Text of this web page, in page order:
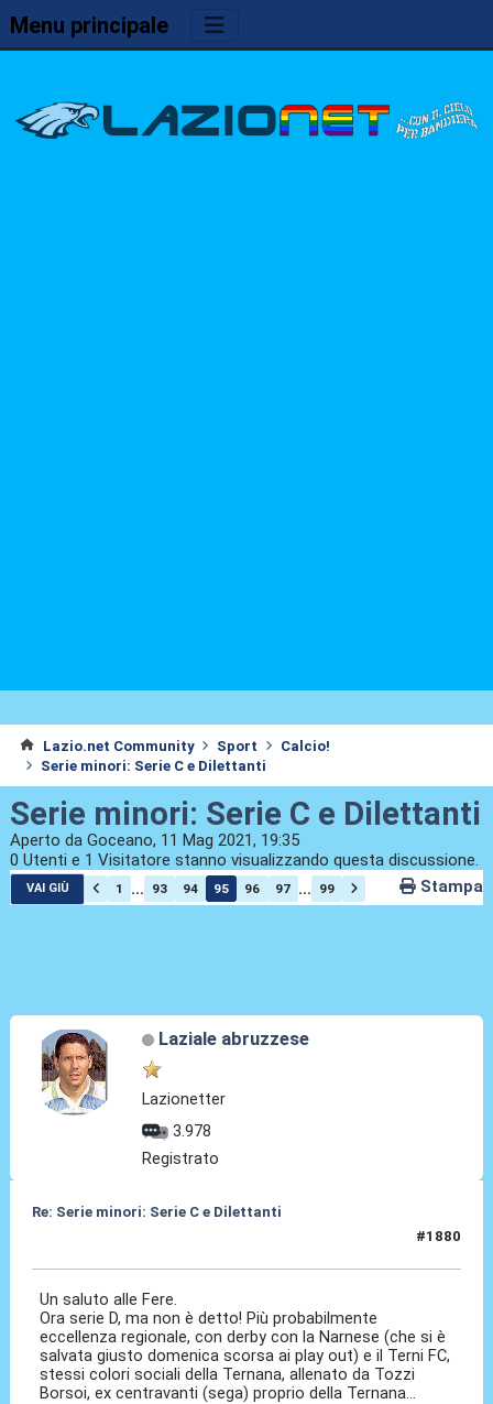
Menu principale
Lazio.net Community Sport
Calcio!
Serie minori: Serie C e Dilettanti
Serie minori: Serie C e Dilettanti
Aperto da Goceano, 11 Mag 2021, 19:35
0 Utenti e 1 Visitatore stanno visualizzando questa discussione.
VAI GIÙ 1 ... 93 94 95 96 97 ... 99 Stampa
Laziale abruzzese
Lazionetter
3.978
Registrato
Re: Serie minori: Serie C e Dilettanti
#1880
Un saluto alle Fere.
Ora serie D, ma non è detto! Più probabilmente
eccellenza regionale, con derby con la Narnese (che si è
salvata giusto domenica scorsa ai play out) e il Terni FC,
stessi colori sociali della Ternana, allenato da Tozzi
Borsoi, ex centravanti (sega) proprio della Ternana...